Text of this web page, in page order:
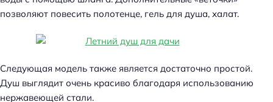
позволяют повесить полотенце, гель для душа, халат.
Следующая модель также является достаточно простой.
Душ выглядит очень красиво благодаря использованию
нержавеющей стали.